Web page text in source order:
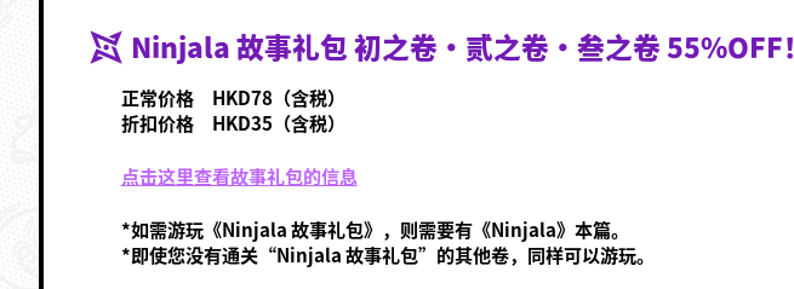
Ninjala 故事礼包 初之卷·贰之卷·叁之卷 55%OFF！
正常价格 HKD78（含税）
折扣价格 HKD35（含税）
点击这里查看故事礼包的信息
*如需游玩《Ninjala 故事礼包》，则需要有《Ninjala》本篇。
*即使您没有通关“Ninjala 故事礼包”的其他卷，同样可以游玩。